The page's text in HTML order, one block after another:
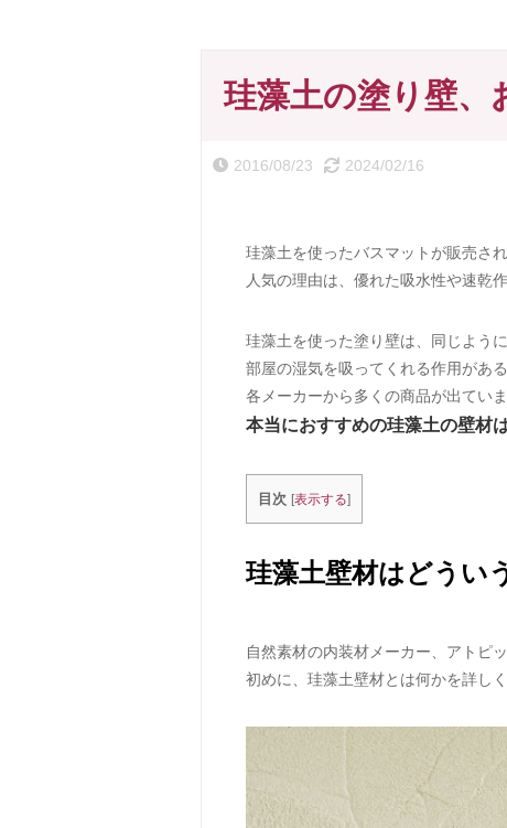
珪藻土の塗り壁、
2016/08/23 2024/02/16
珪藻土を使ったバスマットが販売さ
人気の理由は、優れた吸水性や速乾作
珪藻土を使った塗り壁は、同じよう
部屋の湿気を吸ってくれる作用があ
各メーカーから多くの商品が出ていま
本当におすすめの珪藻土の壁材
目次 [表示する]
珪藻土壁材はどうい
自然素材の内装材メーカー、アトピ
初めに、珪藻土壁材とは何かを詳しく